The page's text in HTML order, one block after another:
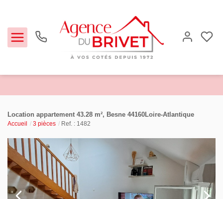
Acheter
Louer
Biens vendus
Location appartement 43.28 m², Besne 44160Loire-Atlantique
Accueil 3 pièces Ref. : 1482